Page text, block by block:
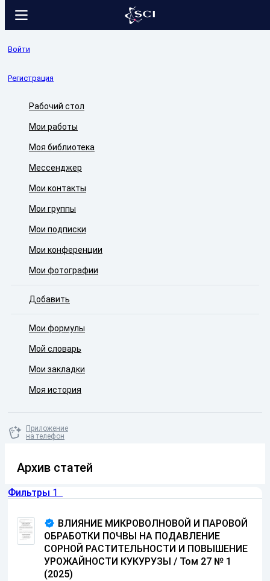
Войти
Регистрация
Рабочий стол
Мои работы
Моя библиотека
Мессенджер
Мои контакты
Мои группы
Мои подписки
Мои конференции
Мои фотографии
Добавить
Мои формулы
Мой словарь
Мои закладки
Моя история
Приложение
на телефон
Архив статей
Фильтры 1
ВЛИЯНИЕ МИКРОВОЛНОВОЙ И ПАРОВОЙ
ОБРАБОТКИ ПОЧВЫ НА ПОДАВЛЕНИЕ
СОРНОЙ РАСТИТЕЛЬНОСТИ И ПОВЫШЕНИЕ
УРОЖАЙНОСТИ КУКУРУЗЫ / Том 27 № 1
(2025)